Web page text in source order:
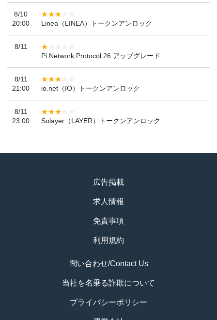
8/10
20:00
Linea（LINEA）トークンアンロック
8/11
Pi Network:Protocol 26 アップグレード
8/11
21:00
io.net（IO）トークンアンロック
8/11
23:00
Solayer（LAYER）トークンアンロック
広告掲載
求人情報
免責事項
利用規約
問い合わせ/Contact Us
当社を名乗る詐欺について
プライバシーポリシー